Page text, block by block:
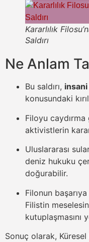
Kararlılık
Saldırı
Ne Anlam
Bu saldırı, insani
konusundaki
Filoyu
aktivistlerin
Uluslararası
deniz hukuku
doğurabilir.
Filonun
Filistin
kutuplaşmasını
Sonuç olarak, Küresel